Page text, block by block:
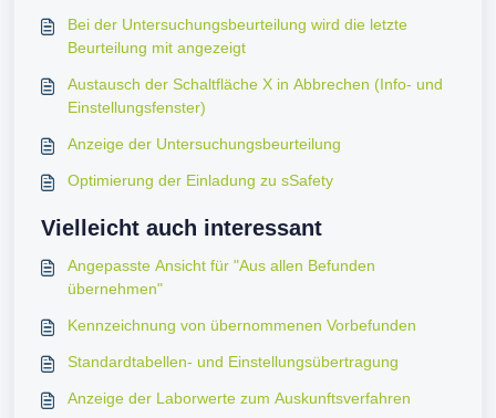
Bei der Untersuchungsbeurteilung wird die letzte
Beurteilung mit angezeigt
Austausch der Schaltfläche X in Abbrechen (Info- und
Einstellungsfenster)
Anzeige der Untersuchungsbeurteilung
Optimierung der Einladung zu sSafety
Vielleicht auch interessant
Angepasste Ansicht für "Aus allen Befunden
übernehmen"
Kennzeichnung von übernommenen Vorbefunden
Standardtabellen- und Einstellungsübertragung
Anzeige der Laborwerte zum Auskunftsverfahren